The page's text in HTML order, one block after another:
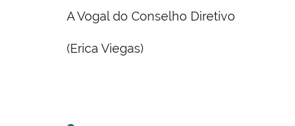
A Vogal do Conselho Diretivo
(Erica Viegas)